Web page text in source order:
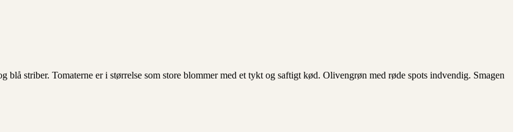
striber. Tomaterne er i størrelse som store blommer med et tykt og saftigt kød. Olivengrøn med røde spots indvendig. Smagen